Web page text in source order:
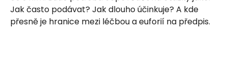
Jak často podávat? Jak dlouho účinkuje? A kde
přesně je hranice mezi léčbou a euforií na předpis.